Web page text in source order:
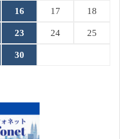
16 17 18
23 24 25
30